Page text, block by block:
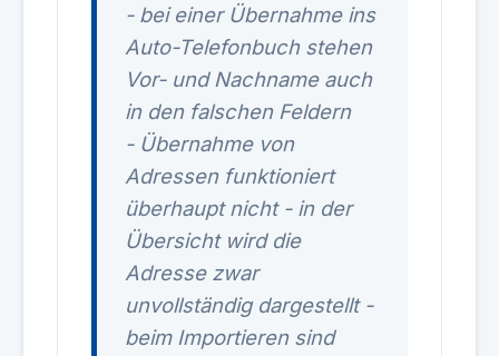
- bei einer Übernahme ins
Auto-Telefonbuch stehen
Vor- und Nachname auch
in den falschen Feldern
- Übernahme von
Adressen funktioniert
überhaupt nicht - in der
Übersicht wird die
Adresse zwar
unvollständig dargestellt -
beim Importieren sind